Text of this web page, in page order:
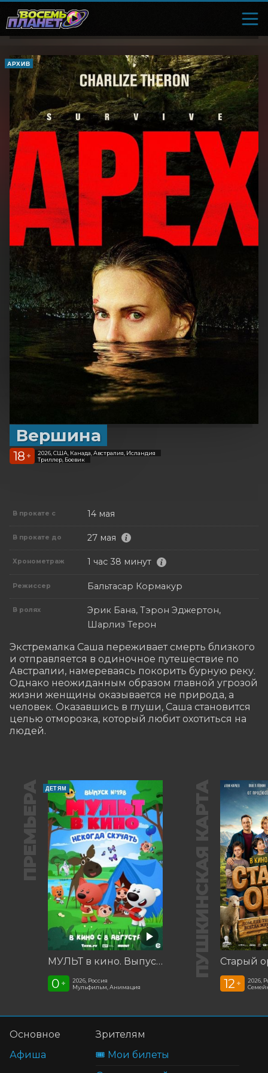
АРХИВ
Вершина
18 +
2026, США, Канада, Австралия, Исландия
Триллер, Боевик
В прокате с 14 мая
В прокате до 27 мая
Хронометраж 1 час 38 минут
Режиссер Бальтасар Кормакур
В ролях
Эрик Бана, Тэрон Эджертон,
Шарлиз Терон
Экстремалка Саша переживает смерть близкого
и отправляется в одиночное путешествие по
Австралии, намереваясь покорить бурную реку.
Однако неожиданным образом главной угрозой
жизни женщины оказывается не природа, а
человек. Оказавшись в глуши, Саша становится
целью отморозка, который любит охотиться на
людей.
ПРЕМЬЕРА ДЕТЯМ
МУЛЬТ в кино. Выпуск №198. Некогда скучать
0 +
2026, Россия
Мульфильм, Анимация
ПУШКИНСКАЯ КАРТА Старый
12 +
2026,
Основное
Афиша
Зрителям
🎟️ Мои билеты